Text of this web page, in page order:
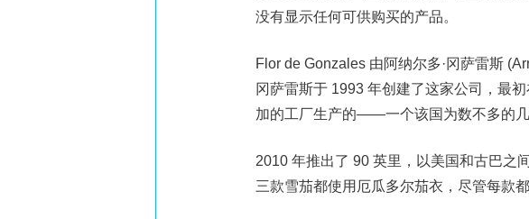
没有显示任何可供购买的产品。
Flor de Gonzales 由阿纳尔多·冈萨雷斯
冈萨雷斯于 1993 年创建了这家公司，最
加的工厂生产的——一个该国为数不多的几
2010 年推出了 90 英里，以美国和古巴之
三款雪茄都使用厄瓜多尔茄衣，尽管每款都